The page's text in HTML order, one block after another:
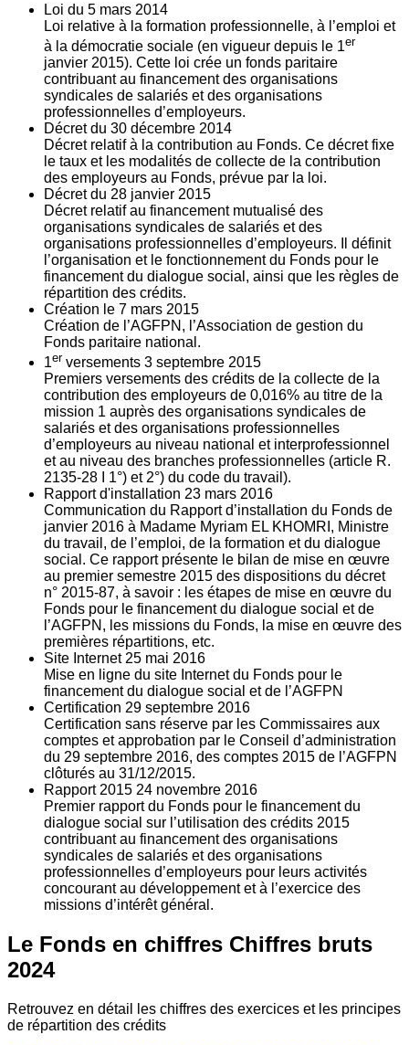
Loi du 5 mars 2014
Loi relative à la formation professionnelle, à l’emploi et
à la démocratie sociale (en vigueur depuis le 1er
janvier 2015). Cette loi crée un fonds paritaire
contribuant au financement des organisations
syndicales de salariés et des organisations
professionnelles d’employeurs.
Décret du 30 décembre 2014
Décret relatif à la contribution au Fonds. Ce décret fixe
le taux et les modalités de collecte de la contribution
des employeurs au Fonds, prévue par la loi.
Décret du 28 janvier 2015
Décret relatif au financement mutualisé des
organisations syndicales de salariés et des
organisations professionnelles d’employeurs. Il définit
l’organisation et le fonctionnement du Fonds pour le
financement du dialogue social, ainsi que les règles de
répartition des crédits.
Création le 7 mars 2015
Création de l’AGFPN, l’Association de gestion du
Fonds paritaire national.
1er versements 3 septembre 2015
Premiers versements des crédits de la collecte de la
contribution des employeurs de 0,016% au titre de la
mission 1 auprès des organisations syndicales de
salariés et des organisations professionnelles
d’employeurs au niveau national et interprofessionnel
et au niveau des branches professionnelles (article R.
2135‐28 I 1°) et 2°) du code du travail).
Rapport d'installation 23 mars 2016
Communication du Rapport d’installation du Fonds de
janvier 2016 à Madame Myriam EL KHOMRI, Ministre
du travail, de l’emploi, de la formation et du dialogue
social. Ce rapport présente le bilan de mise en œuvre
au premier semestre 2015 des dispositions du décret
n° 2015-87, à savoir : les étapes de mise en œuvre du
Fonds pour le financement du dialogue social et de
l’AGFPN, les missions du Fonds, la mise en œuvre des
premières répartitions, etc.
Site Internet 25 mai 2016
Mise en ligne du site Internet du Fonds pour le
financement du dialogue social et de l’AGFPN
Certification 29 septembre 2016
Certification sans réserve par les Commissaires aux
comptes et approbation par le Conseil d’administration
du 29 septembre 2016, des comptes 2015 de l’AGFPN
clôturés au 31/12/2015.
Rapport 2015 24 novembre 2016
Premier rapport du Fonds pour le financement du
dialogue social sur l’utilisation des crédits 2015
contribuant au financement des organisations
syndicales de salariés et des organisations
professionnelles d’employeurs pour leurs activités
concourant au développement et à l’exercice des
missions d’intérêt général.
Le Fonds en chiffres Chiffres bruts
2024
Retrouvez en détail les chiffres des exercices et les principes
de répartition des crédits